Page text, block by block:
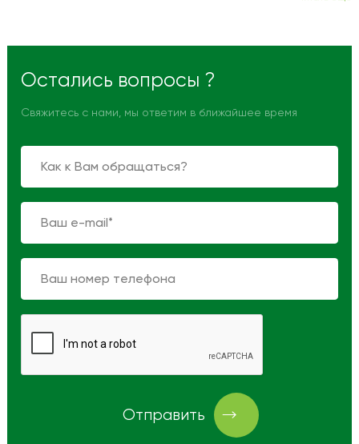
условий.
он работает
Остались вопросы ?
Свяжитесь с нами, мы ответим в ближайшее время
Отправить